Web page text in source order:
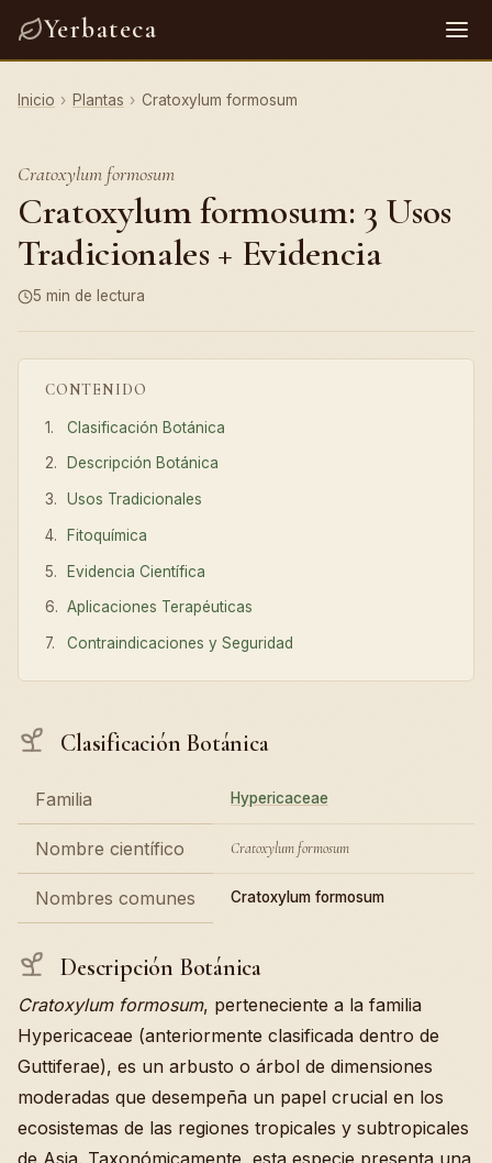
Yerbateca
Inicio › Plantas › Cratoxylum formosum
Cratoxylum formosum
Cratoxylum formosum: 3 Usos
Tradicionales + Evidencia
5 min de lectura
CONTENIDO
Clasificación Botánica
Descripción Botánica
Usos Tradicionales
Fitoquímica
Evidencia Científica
Aplicaciones Terapéuticas
Contraindicaciones y Seguridad
Clasificación Botánica
Familia Hypericaceae
Nombre científico Cratoxylum formosum
Nombres comunes Cratoxylum formosum
Descripción Botánica
Cratoxylum formosum, perteneciente a la familia
Hypericaceae (anteriormente clasificada dentro de
Guttiferae), es un arbusto o árbol de dimensiones
moderadas que desempeña un papel crucial en los
ecosistemas de las regiones tropicales y subtropicales